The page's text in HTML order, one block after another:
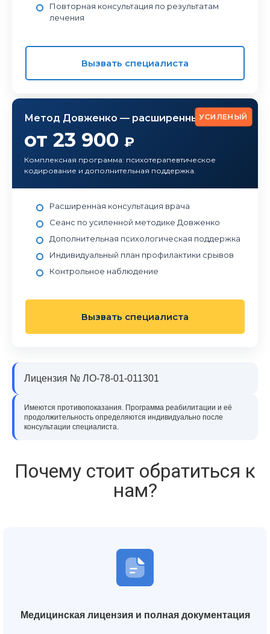
Повторная консультация по результатам
лечения
Вызвать специалиста
УСИЛЕНЫЙ
Метод Довженко — расширенный
от 23 900 ₽
Комплексная программа: психотерапевтическое
кодирование и дополнительная поддержка.
Расширенная консультация врача
Сеанс по усиленной методике Довженко
Дополнительная психологическая поддержка
Индивидуальный план профилактики срывов
Контрольное наблюдение
Вызвать специалиста
Лицензия № ЛО-78-01-011301
Имеются противопоказания. Программа реабилитации и её
продолжительность определяются индивидуально после
консультации специалиста.
Почему стоит обратиться к
нам?
Медицинская лицензия и полная документация